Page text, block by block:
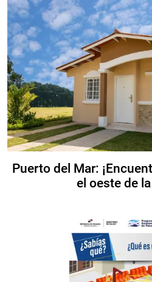
Puerto del Mar:
el oeste de